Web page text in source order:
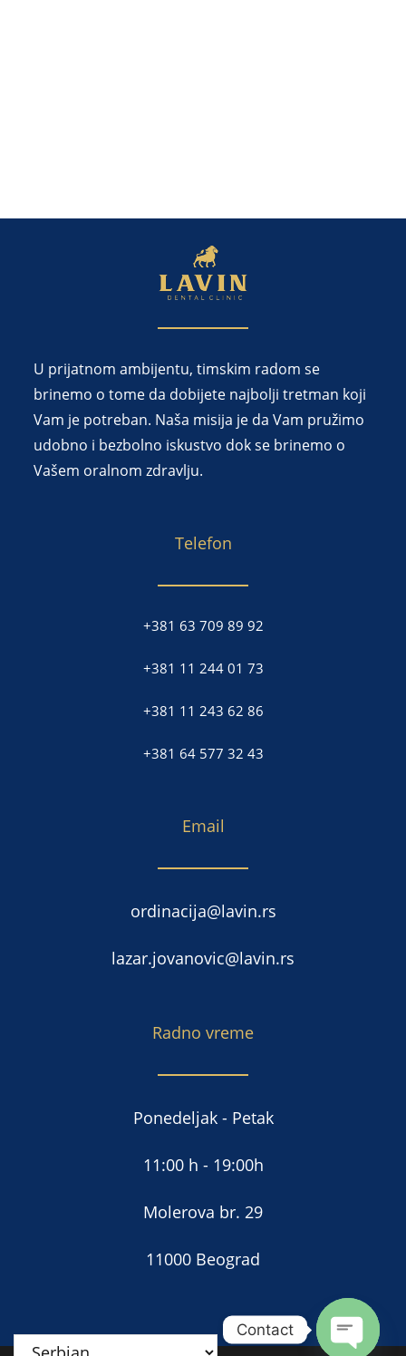
U prijatnom ambijentu, timskim radom se
brinemo o tome da dobijete najbolji tretman koji
Vam je potreban. Naša misija je da Vam pružimo
udobno i bezbolno iskustvo dok se brinemo o
Vašem oralnom zdravlju.
Telefon
+381 63 709 89 92
+381 11 244 01 73
+381 11 243 62 86
+381 64 577 32 43
Email
ordinacija@lavin.rs
lazar.jovanovic@lavin.rs
Radno vreme
Ponedeljak - Petak
11:00 h - 19:00h
Molerova br. 29
11000 Beograd
Contact